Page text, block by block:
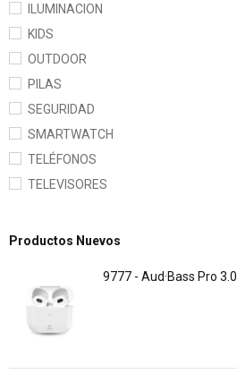
ILUMINACION
KIDS
OUTDOOR
PILAS
SEGURIDAD
SMARTWATCH
TELÉFONOS
TELEVISORES
Productos Nuevos
9777 - Aud·Bass Pro 3.0